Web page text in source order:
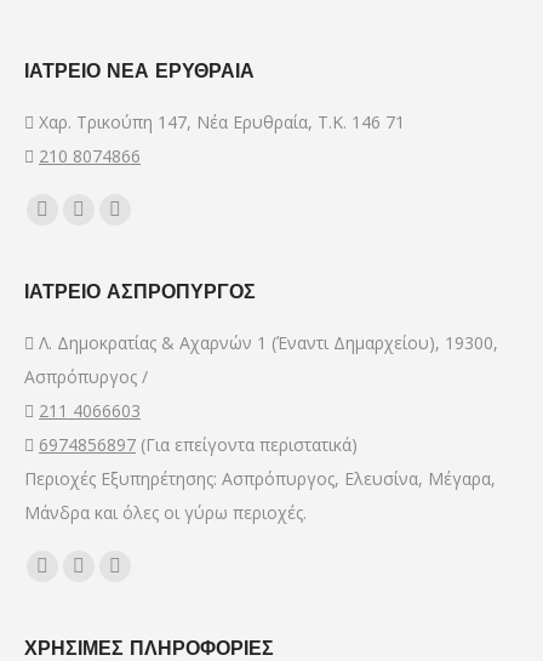
ΙΑΤΡΕΙΟ ΝΕΑ ΕΡΥΘΡΑΙΑ
Χαρ. Τρικούπη 147, Νέα Ερυθραία, Τ.Κ. 146 71
210 8074866
Find us on:
opens
new
window
opens
new
window
opens
new
window
ΙΑΤΡΕΙΟ ΑΣΠΡΟΠΥΡΓΟΣ
Λ. Δημοκρατίας & Αχαρνών 1 (Έναντι Δημαρχείου), 19300,
Ασπρόπυργος /
211 4066603
6974856897 (Για επείγοντα περιστατικά)
Περιοχές Εξυπηρέτησης: Ασπρόπυργος, Ελευσίνα, Μέγαρα,
Μάνδρα και όλες οι γύρω περιοχές.
Find us on:
opensopensopens
ΧΡΗΣΙΜΕΣ ΠΛΗΡΟΦΟΡΙΕΣ